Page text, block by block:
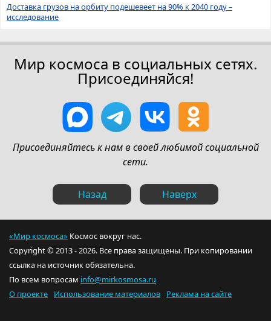
Доставка грузов на орбиту подешевеет на 90% к 2040 году –
исследование
Мир космоса в социальных сетях.
Присоединяйся!
Присоединяйтесь к нам в своей любимой социальной
сети.
Назад Наверх
«Мир космоса» Космос вокруг нас.
Copyright © 2013 - 2026. Все права защищены. При копировании
ссылка на источник обязательна.
По всем вопросам info@mirkosmosa.ru
О проекте
Использование материалов Реклама на сайте